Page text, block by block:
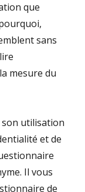
que
sans
mesure du
utilisation
et de
Il vous
de